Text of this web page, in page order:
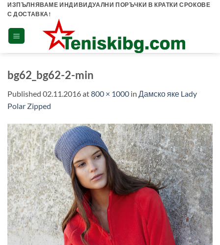
Skip
content
ИЗПЪЛНЯВАМЕ ИНДИВИДУАЛНИ ПОРЪЧКИ В КРАТКИ СРОКОВЕ
С ДОСТАВКА!
bg62_bg62-2-min
Published 02.11.2016at800 × 1000 in Дамско яке Lady
Polar Zipped